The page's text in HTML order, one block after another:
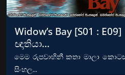
Widow’s Bay [S01 :
ඥාතියා…
මෙම රුපවාහිනී කතා මාලා
සිංහල...